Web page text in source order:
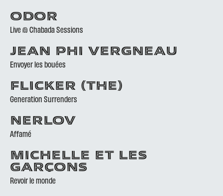
ODOR
Live @ Chabada Sessions
JEAN PHI VERGNEAU
Envoyer les bouées
FLICKER (THE)
Generation Surrenders
NERLOV
Affamé
MICHELLE ET LES
GARÇONS
Revoir le monde